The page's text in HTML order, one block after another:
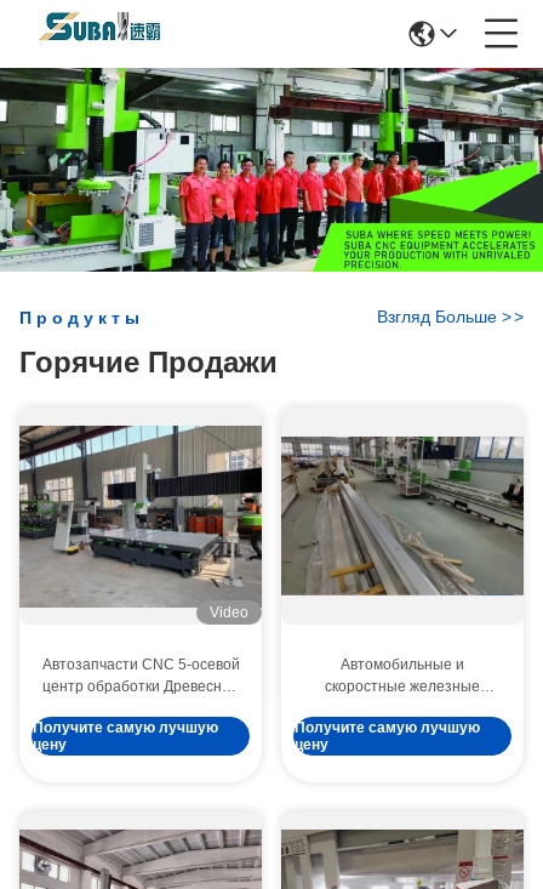
Продукты
Горячие Продажи
Взгляд Больше >>
Video
Автозапчасти CNC 5-осевой
центр обработки Древесная
пена
Получите самую лучшую
цену
Автомобильные и
скоростные железные
Получите самую лучшую
цену